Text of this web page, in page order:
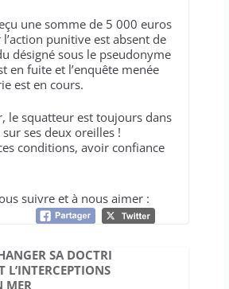
une somme de 5 000 euros
punitive est absent de
désigné sous le pseudonyme
en fuite et l’enquête menée
est en cours.
le squatteur est toujours dans
ses deux oreilles !
conditions, avoir confiance
suivre et à nous aimer :
SA DOCTRI
L’INTERCEPTIONS
MER